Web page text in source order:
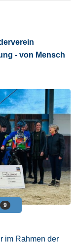
- von Mensch
9
im Rahmen der